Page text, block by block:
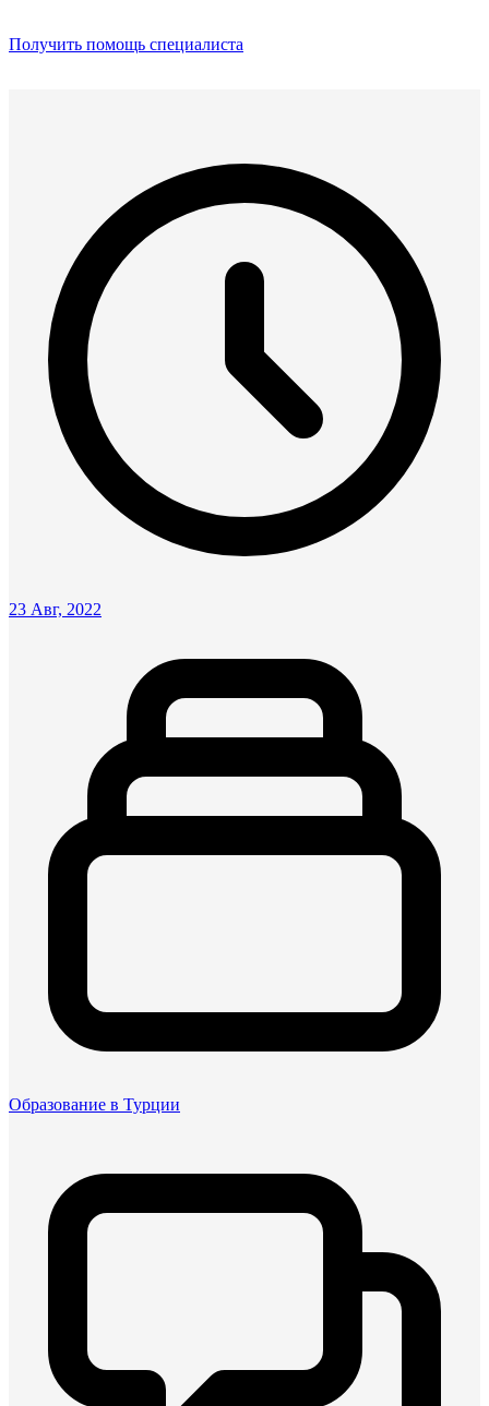
Получить помощь специалиста
23 Авг, 2022
Образование в Турции